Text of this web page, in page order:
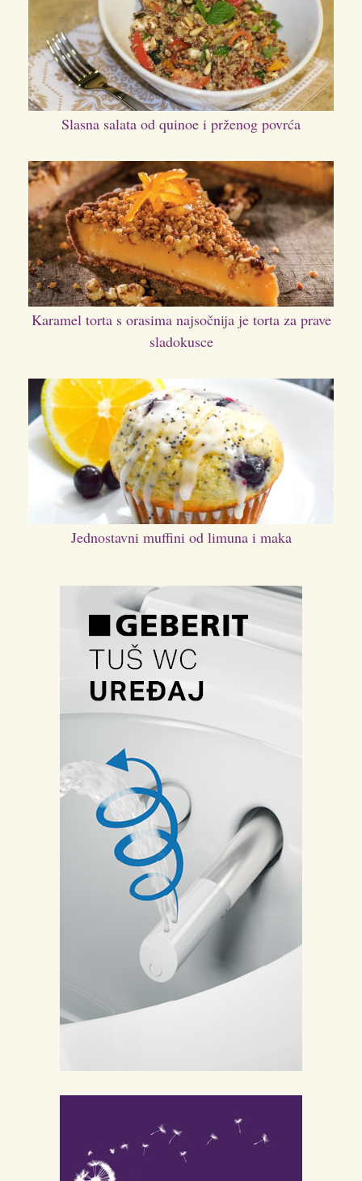
Slasna salata od quinoe i prženog povrća
Karamel torta s orasima najsočnija je torta za prave
sladokusce
Jednostavni muffini od limuna i maka